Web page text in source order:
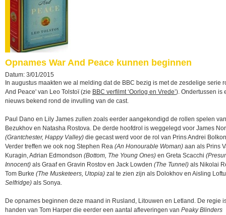
Opnames War And Peace kunnen beginnen
Datum: 3/01/2015
In augustus maakten we al melding dat de BBC bezig is met de zesdelige serie
And Peace' van Leo Tolstoï (zie BBC verfilmt ‘Oorlog en Vrede’). Ondertussen is
nieuws bekend rond de invulling van de cast.
Paul Dano en Lily James zullen zoals eerder aangekondigd de rollen spelen
Bezukhov en Natasha Rostova. De derde hoofdrol is weggelegd voor James
(Grantchester, Happy Valley) die gecast werd voor de rol van Prins Andrei
Verder treffen we ook nog Stephen Rea (An Honourable Woman) aan als Prins
Kuragin, Adrian Edmondson (Bottom, The Young Ones) en Greta Scacchi
Innocent) als Graaf en Gravin Rostov en Jack Lowden (The Tunnel) als Nikolai
Tom Burke (The Musketeers, Utopia) zal te zien zijn als Dolokhov en Aisling
Selfridge) als Sonya.
De opnames beginnen deze maand in Rusland, Litouwen en Letland. De regie
handen van Tom Harper die eerder een aantal afleveringen van Peaky Blinders